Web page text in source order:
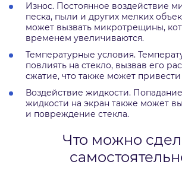
Износ. Постоянное воздействие
песка, пыли и других мелких
может вызвать микротрещины,
временем увеличиваются.
Температурные условия.
повлиять на стекло, вызвав его
сжатие, что также может
Воздействие жидкости.
жидкости на экран также может
и повреждение стекла.
Что можно